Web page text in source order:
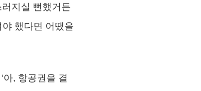
지실 뻔했거든
했다면 어땠을
아, 항공권을 결